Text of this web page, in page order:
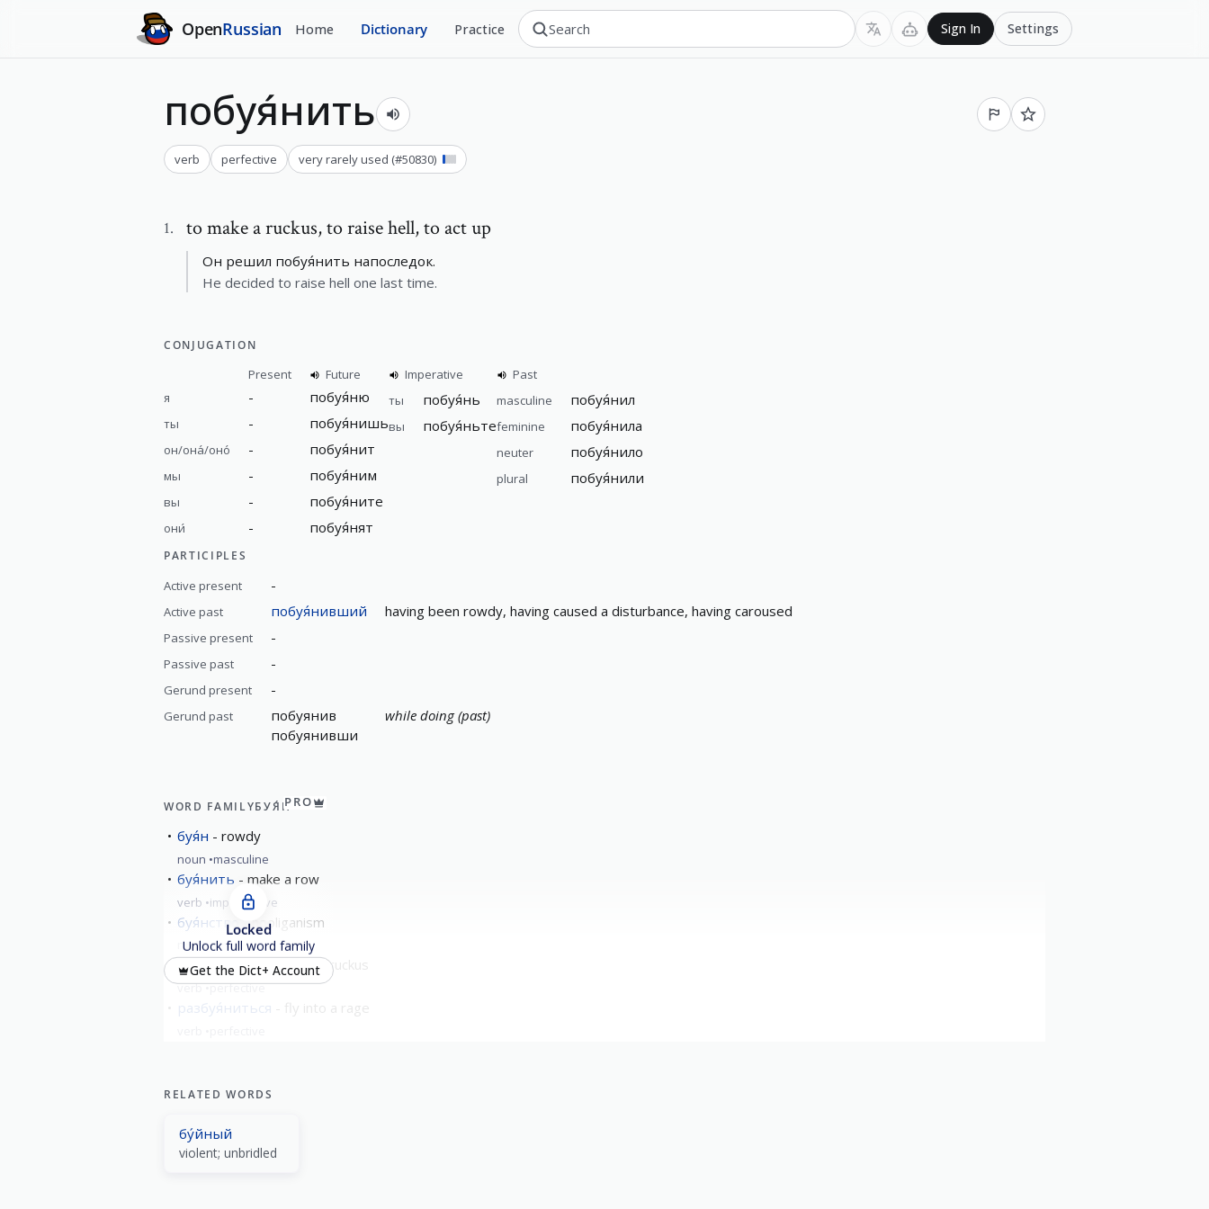
OpenRussian Home Dictionary Practice Sign In Settings
побуя́нить
verb perfective very rarely used (#50830)
1. to make a ruckus,to raise hell, to act up
Он решил побуя́нить напоследок.
He decided to raise hell one last time.
CONJUGATION
Present
Future
я
- побуя́ню
ты - побуя́нишь
он/она́/оно́ - побуя́нит
мы - побуя́ним
вы - побуя́ните
они́ - побуя́нят
Imperative
ты
побуя́нь
вы побуя́ньте
Past
masculine
побуя́нил
feminine побуя́нила
neuter побуя́нило
plural побуя́нили
PARTICIPLES
Active present -
Active past побуя́нивший having been rowdy, having caused a disturbance, having caroused
Passive present -
Passive past -
Gerund present -
Gerund past
побуянив
побуянивши
while doing (past)
WORD FAMILYБУЯ́НPRO
буя́н rowdy
noun masculine
буя́нить make a row
verb imperfective
буя́нство hooliganism
noun neuter
побуя́нить to make a ruckus
verb perfective
разбуя́ниться
Locked
Unlock full word family
Get the Dict+ Account
RELATED WORDS
бу́йный
violent; unbridled